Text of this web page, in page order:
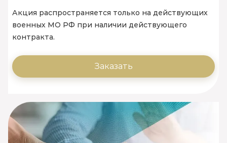
Акция распространяется только на действующих
военных МО РФ при наличии действующего
контракта.
Заказать